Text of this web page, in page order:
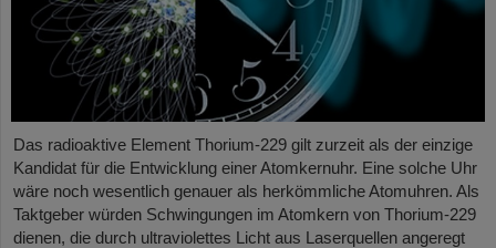
Das radioaktive Element Thorium-229 gilt zurzeit als der einzige
Kandidat für die Entwicklung einer Atomkernuhr. Eine solche Uhr
wäre noch wesentlich genauer als herkömmliche Atomuhren. Als
Taktgeber würden Schwingungen im Atomkern von Thorium-229
dienen, die durch ultraviolettes Licht aus Laserquellen angeregt